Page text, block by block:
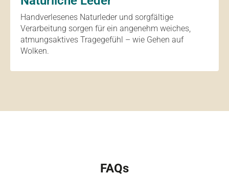
Handverlesenes Naturleder und sorgfältige
Verarbeitung sorgen für ein angenehm weiches,
atmungsaktives Tragegefühl – wie Gehen auf
Wolken.
FAQs